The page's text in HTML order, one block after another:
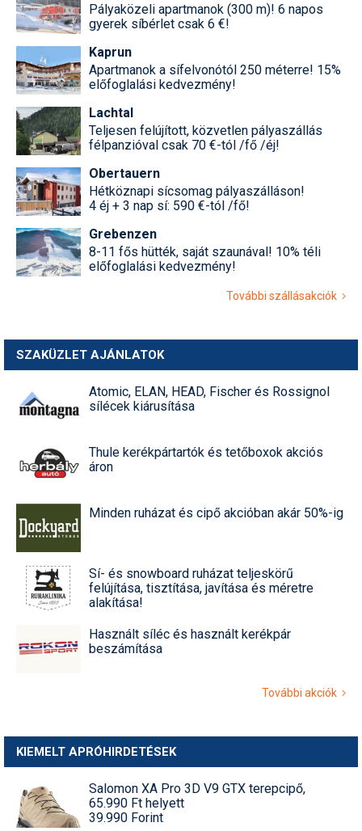
Pályaközeli apartmanok (300 m)! 6 napos
gyerek síbérlet csak 6 €!
Kaprun
Apartmanok a sífelvonótól 250 méterre! 15%
előfoglalási kedvezmény!
Lachtal
Teljesen felújított, közvetlen pályaszállás
félpanzióval csak 70 €-tól /fő /éj!
Obertauern
Hétköznapi sícsomag pályaszálláson!
4 éj + 3 nap sí: 590 €-tól /fő!
Grebenzen
8-11 fős hütték, saját szaunával! 10% téli
előfoglalási kedvezmény!
További szállásakciók
SZAKÜZLET AJÁNLATOK
Atomic, ELAN, HEAD, Fischer és Rossignol
sílécek kiárusítása
Thule kerékpártartók és tetőboxok akciós
áron
Minden ruházat és cipő akcióban akár 50%-ig
Sí- és snowboard ruházat teljeskörű
felújítása, tisztítása, javítása és méretre
alakítása!
Használt síléc és használt kerékpár
beszámítása
További akciók
KIEMELT APRÓHIRDETÉSEK
Salomon XA Pro 3D V9 GTX terepcipő,
65.990 Ft helyett
39.990 Forint